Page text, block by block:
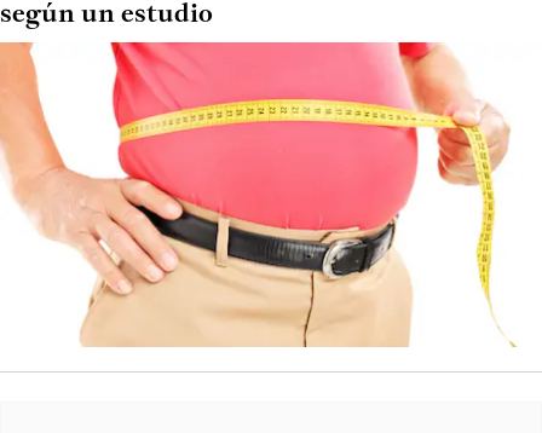
según un estudio